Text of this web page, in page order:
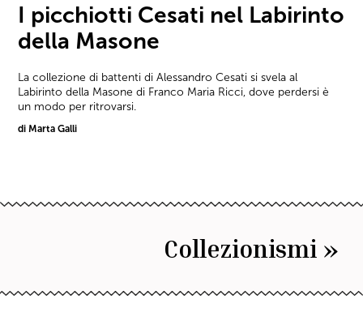
I picchiotti Cesati nel Labirinto
della Masone
La collezione di battenti di Alessandro Cesati si svela al
Labirinto della Masone di Franco Maria Ricci, dove perdersi è
un modo per ritrovarsi.
di Marta Galli
Collezionismi »